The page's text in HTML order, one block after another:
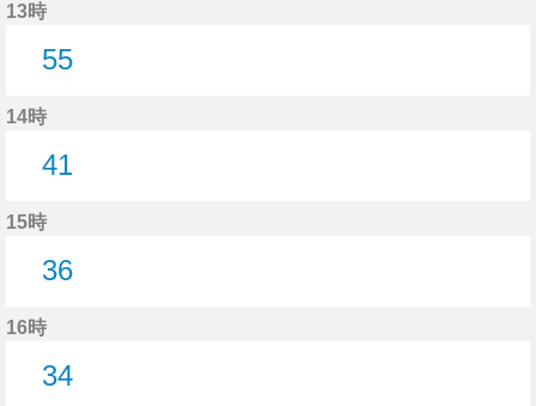
13時
55
14時
41
15時
36
16時
34